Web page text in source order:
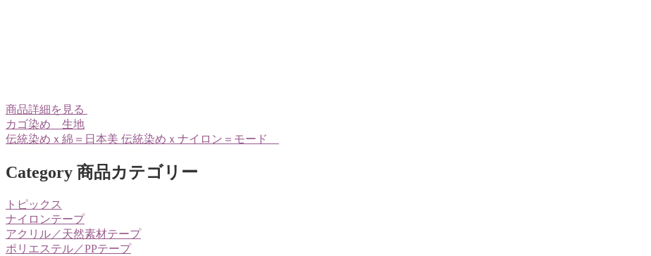
商品詳細を見る
カゴ染め 生地
伝統染めｘ綿＝日本美 伝統染めｘナイロン＝モード
Category 商品カテゴリー
トピックス
ナイロンテープ
アクリル／天然素材テープ
ポリエステル／PPテープ